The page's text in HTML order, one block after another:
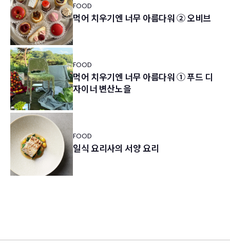
FOOD
먹어 치우기엔 너무 아름다워 ② 오비브
FOOD
먹어 치우기엔 너무 아름다워 ① 푸드 디
자이너 변산노을
FOOD
일식 요리사의 서양 요리